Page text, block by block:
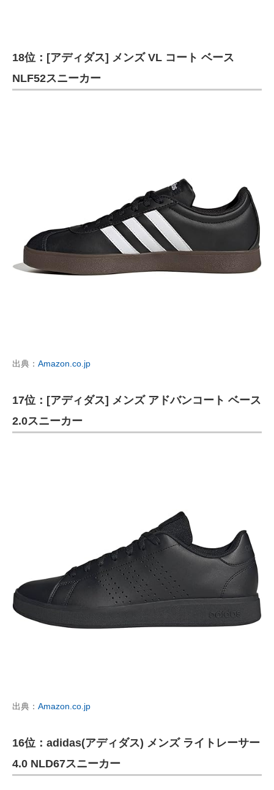
18位：[アディダス] メンズ VL コート ベース
NLF52スニーカー
出典： Amazon.co.jp
17位：[アディダス] メンズ アドバンコート ベース
2.0スニーカー
出典： Amazon.co.jp
16位：adidas(アディダス) メンズ ライトレーサー
4.0 NLD67スニーカー